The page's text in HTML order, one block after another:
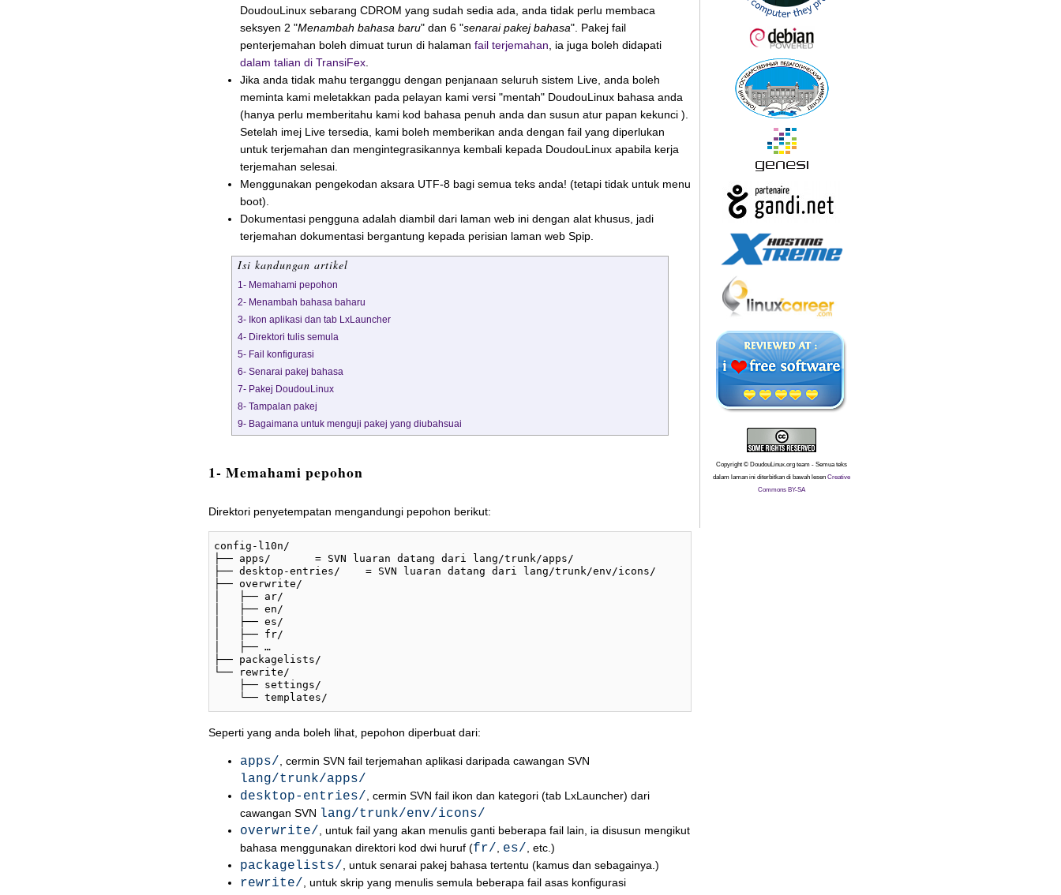
DoudouLinux sebarang CDROM yang sudah sedia ada, anda tidak perlu membaca
seksyen 2 "Menambah bahasa baru" dan 6 "senarai pakej bahasa". Pakej fail
penterjemahan boleh dimuat turun di halaman fail terjemahan , ia juga boleh didapati
dalam talian di TransiFex.
Jika anda tidak mahu terganggu dengan penjanaan seluruh sistem Live, anda boleh
meminta kami meletakkan pada pelayan kami versi "mentah" DoudouLinux bahasa anda
(hanya perlu memberitahu kami kod bahasa penuh anda dan susun atur papan kekunci ).
Setelah imej Live tersedia, kami boleh memberikan anda dengan fail yang diperlukan
untuk terjemahan dan mengintegrasikannya kembali kepada DoudouLinux apabila kerja
terjemahan selesai.
Menggunakan pengekodan aksara UTF-8 bagi semua teks anda! (tetapi tidak untuk menu
boot).
Dokumentasi pengguna adalah diambil dari laman web ini dengan alat khusus, jadi
terjemahan dokumentasi bergantung kepada perisian laman web Spip.
Isi kandungan artikel
1- Memahami pepohon
2- Menambah bahasa baharu
3- Ikon aplikasi dan tab LxLauncher
4- Direktori tulis semula
5- Fail konfigurasi
6- Senarai pakej bahasa
7- Pakej DoudouLinux
8- Tampalan pakej
9- Bagaimana untuk menguji pakej yang diubahsuai
1- Memahami pepohon
Direktori penyetempatan mengandungi pepohon berikut:
config-l10n/
├── apps/	= SVN luaran datang dari lang/trunk/apps/
├── desktop-entries/	= SVN luaran datang dari lang/trunk/env/icons/
├── overwrite/
│   ├── ar/
│   ├── en/
│   ├── es/
│   ├── fr/
│   ├── …
├── packagelists/
└── rewrite/
    ├── settings/
Seperti yang anda boleh lihat, pepohon diperbuat dari:
apps/ , cermin SVN fail terjemahan aplikasi daripada cawangan SVN
lang/trunk/apps/
desktop-entries/
, cermin SVN fail ikon dan kategori (tab LxLauncher) dari
cawangan SVN lang/trunk/env/icons/
overwrite/
, untuk fail yang akan menulis ganti beberapa fail lain, ia disusun mengikut
bahasa menggunakan direktori kod dwi huruf (fr/ es/ , etc.)
packagelists/ , untuk senarai pakej bahasa tertentu (kamus dan sebagainya.)
rewrite/ , untuk skrip yang menulis semula beberapa fail asas konfigurasi
Copyright © DoudouLinux.org team - Semua teks
dalam laman ini diterbitkan di bawah lesenCreative
Commons BY-SA